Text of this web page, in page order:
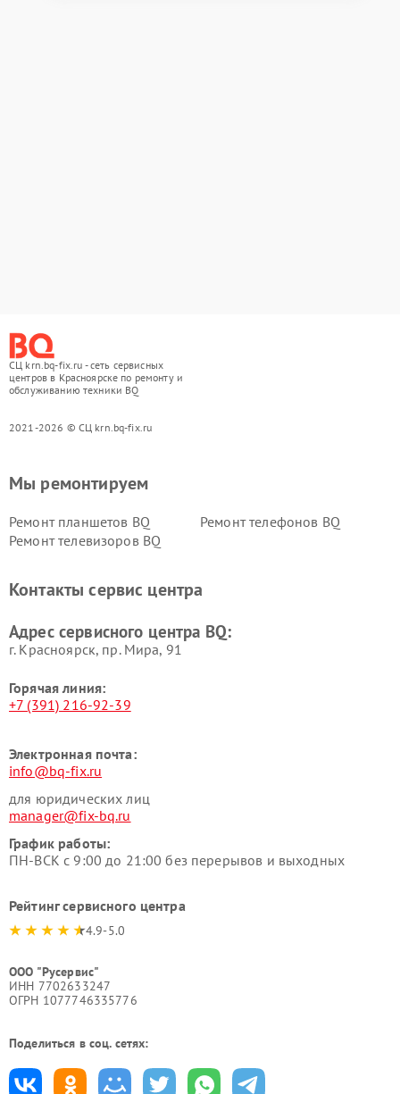
СЦ krn.bq-fix.ru - сеть сервисных
центров в Красноярске по ремонту и
обслуживанию техники BQ
2021-2026 © СЦ krn.bq-fix.ru
Мы ремонтируем
Ремонт планшетов BQ
Ремонт телефонов BQ
Ремонт телевизоров BQ
Контакты сервис центра
Адрес сервисного центра BQ:
г. Красноярск, ​пр. Мира, 91
Горячая линия:
+7 (391) 216-92-39
Электронная почта:
info@bq-fix.ru
для юридических лиц
manager@fix-bq.ru
График работы:
ПН-ВСК с 9:00 до 21:00 без перерывов и выходных
Рейтинг сервисного центра
4.9-5.0
ООО "Русервис"
ИНН 7702633247
ОГРН 1077746335776
Поделиться в соц. сетях: